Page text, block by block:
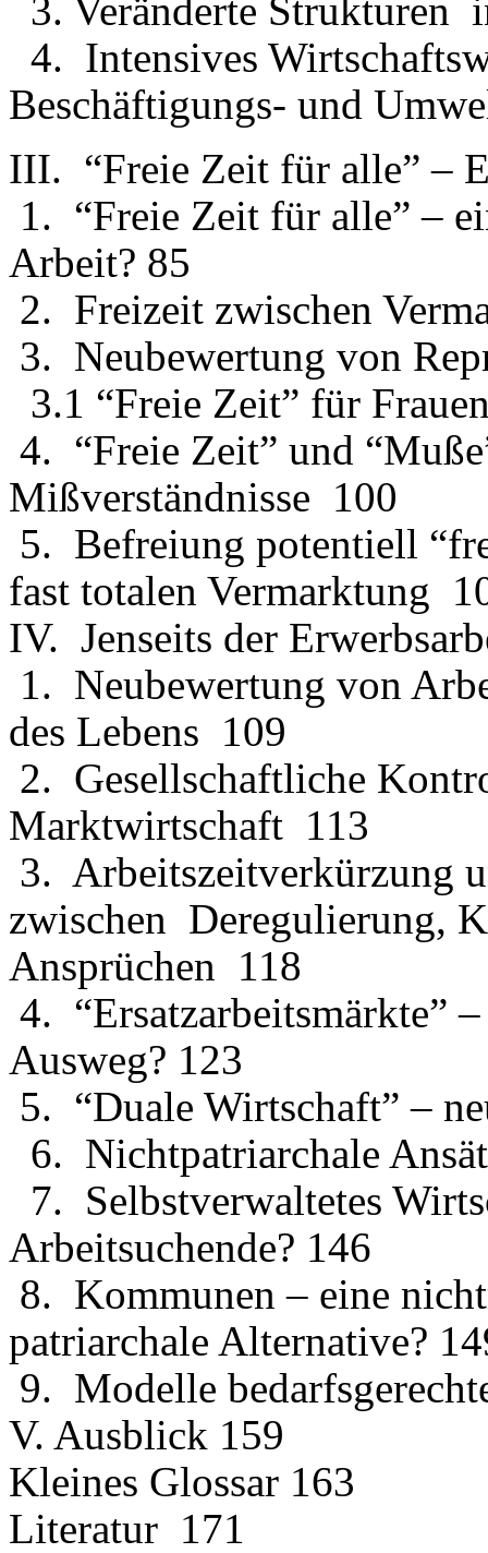
3. Veränderte Strukturen
4. Intensives
Beschäftigungs- und
III. “Freie Zeit für alle” –
1. “Freie Zeit für alle” –
Arbeit? 85
2. Freizeit zwischen
3. Neubewertung von
3.1 “Freie Zeit” für
4. “Freie Zeit” und
Mißverständnisse 100
5. Befreiung potentiell
fast totalen Vermarktung
IV. Jenseits der
1. Neubewertung von
des Lebens 109
2. Gesellschaftliche
Marktwirtschaft 113
3. Arbeitszeitverkürzung
zwischen Deregulierung,
Ansprüchen 118
4. “Ersatzarbeitsmärkte”
Ausweg? 123
5. “Duale Wirtschaft” –
6. Nichtpatriarchale
7. Selbstverwaltetes
Arbeitsuchende? 146
8. Kommunen – eine
patriarchale Alternative?
9. Modelle
V. Ausblick 159
Kleines Glossar 163
Literatur 171